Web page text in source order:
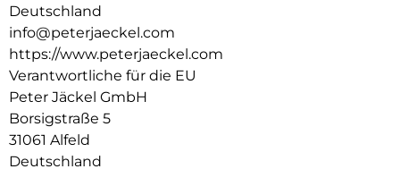
Deutschland
info@peterjaeckel.com
https://www.peterjaeckel.com
Verantwortliche für die EU
Peter Jäckel GmbH
Borsigstraße 5
31061 Alfeld
Deutschland